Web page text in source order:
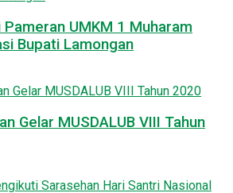
UMKM 1 Muharam
Bupati Lamongan
Gelar MUSDALUB VIII Tahun